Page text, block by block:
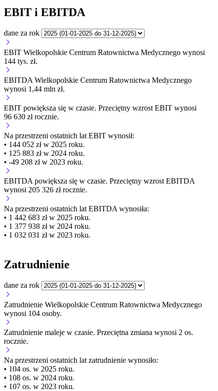
EBIT i EBITDA
dane za rok
EBIT Wielkopolskie Centrum Ratownictwa Medycznego wynosi
144 tys. zł.
EBITDA Wielkopolskie Centrum Ratownictwa Medycznego
wynosi 1,44 mln zł.
EBIT powiększa się w czasie. Przeciętny wzrost EBIT wynosi
96 630 zł rocznie.
Na przestrzeni ostatnich lat EBIT wynosił:
• 144 052 zł w 2025 roku.
• 125 883 zł w 2024 roku.
• -49 208 zł w 2023 roku.
EBITDA powiększa się w czasie. Przeciętny wzrost EBITDA
wynosi 205 326 zł rocznie.
Na przestrzeni ostatnich lat EBITDA wynosiła:
• 1 442 683 zł w 2025 roku.
• 1 377 938 zł w 2024 roku.
• 1 032 031 zł w 2023 roku.
Zatrudnienie
dane za rok
Zatrudnienie Wielkopolskie Centrum Ratownictwa Medycznego
wynosi 104 osoby.
Zatrudnienie maleje w czasie. Przeciętna zmiana wynosi 2 os.
rocznie.
Na przestrzeni ostatnich lat zatrudnienie wynosiło:
• 104 os. w 2025 roku.
• 108 os. w 2024 roku.
• 107 os. w 2023 roku.